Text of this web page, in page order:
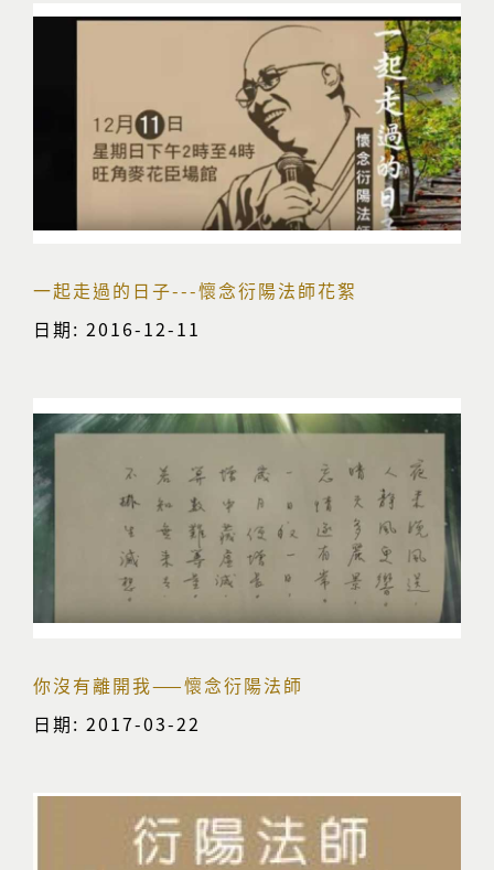
一起走過的日子---懷念衍陽法師花絮
日期: 2016-12-11
你沒有離開我——懷念衍陽法師
日期: 2017-03-22